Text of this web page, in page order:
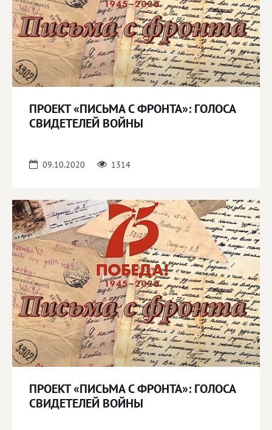
ПРОЕКТ «ПИСЬМА С ФРОНТА»: ГОЛОСА
СВИДЕТЕЛЕЙ ВОЙНЫ
09.10.2020 1314
ПРОЕКТ «ПИСЬМА С ФРОНТА»: ГОЛОСА
СВИДЕТЕЛЕЙ ВОЙНЫ